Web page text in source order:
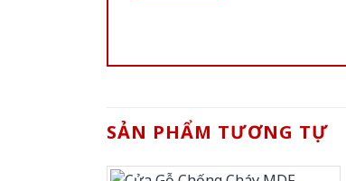
SẢN PHẨM TƯƠNG TỰ